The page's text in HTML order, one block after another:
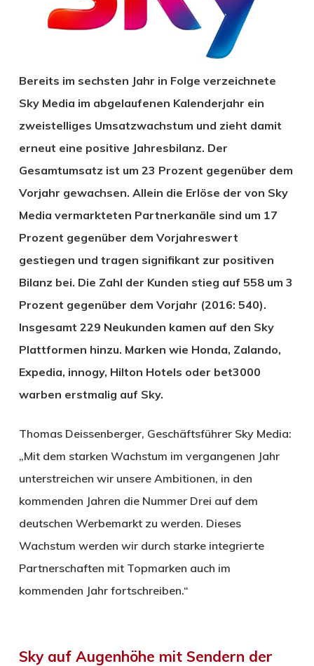
Bereits im sechsten Jahr in Folge verzeichnete
Sky Media im abgelaufenen Kalenderjahr ein
zweistelliges Umsatzwachstum und zieht damit
erneut eine positive Jahresbilanz. Der
Gesamtumsatz ist um 23 Prozent gegenüber dem
Vorjahr gewachsen. Allein die Erlöse der von Sky
Media vermarkteten Partnerkanäle sind um 17
Prozent gegenüber dem Vorjahreswert
gestiegen und tragen signifikant zur positiven
Bilanz bei. Die Zahl der Kunden stieg auf 558 um 3
Prozent gegenüber dem Vorjahr (2016: 540).
Insgesamt 229 Neukunden kamen auf den Sky
Plattformen hinzu. Marken wie Honda, Zalando,
Expedia, innogy, Hilton Hotels oder bet3000
warben erstmalig auf Sky.
Thomas Deissenberger, Geschäftsführer Sky Media:
„Mit dem starken Wachstum im vergangenen Jahr
unterstreichen wir unsere Ambitionen, in den
kommenden Jahren die Nummer Drei auf dem
deutschen Werbemarkt zu werden. Dieses
Wachstum werden wir durch starke integrierte
Partnerschaften mit Topmarken auch im
kommenden Jahr fortschreiben.“
Sky auf Augenhöhe mit Sendern der